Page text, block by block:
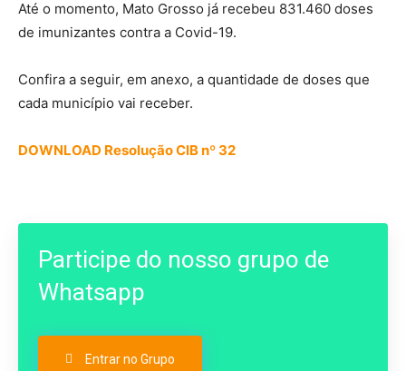
Até o momento, Mato Grosso já recebeu 831.460 doses
de imunizantes contra a Covid-19.
Confira a seguir, em anexo, a quantidade de doses que
cada município vai receber.
DOWNLOAD Resolução CIB nº 32
Participe do nosso grupo de
Whatsapp
Entrar no Grupo